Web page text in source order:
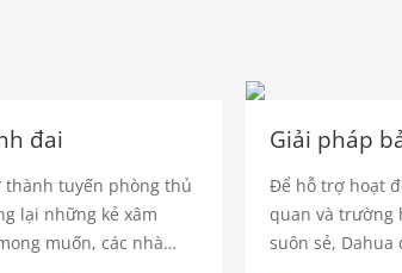
đai
thành tuyến phòng thủ
lại những kẻ xâm
muốn, các nhà
Để hỗ trợ hoạt
quan và trường
suôn sẻ, Dahua